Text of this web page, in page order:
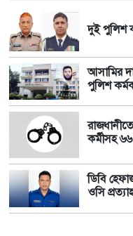
দুই পুলিশ
আসামির
পুলিশ
কর্মীসহ
ডিবি
ওসি